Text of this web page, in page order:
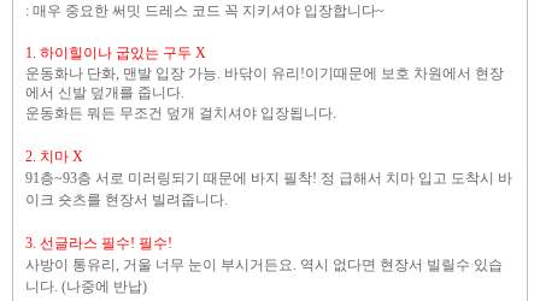
: 매우 중요한 써밋 드레스 코드 꼭 지키셔야 입장합니다~
1. 하이힐이나 굽있는 구두 X
운동화나 단화, 맨발 입장 가능. 바닦이 유리!이기때문에 보호 차원에서 현장
에서 신발 덮개를 줍니다.
운동화든 뭐든 무조건 덮개 걸치셔야 입장됩니다.
2. 치마 X
91층~93층 서로 미러링되기 때문에 바지 필착! 정 급해서 치마 입고 도착시 바
이크 숏츠를 현장서 빌려줍니다.
3. 선글라스 필수! 필수!
사방이 통유리, 거울 너무 눈이 부시거든요. 역시 없다면 현장서 빌릴수 있습
니다. (나중에 반납)